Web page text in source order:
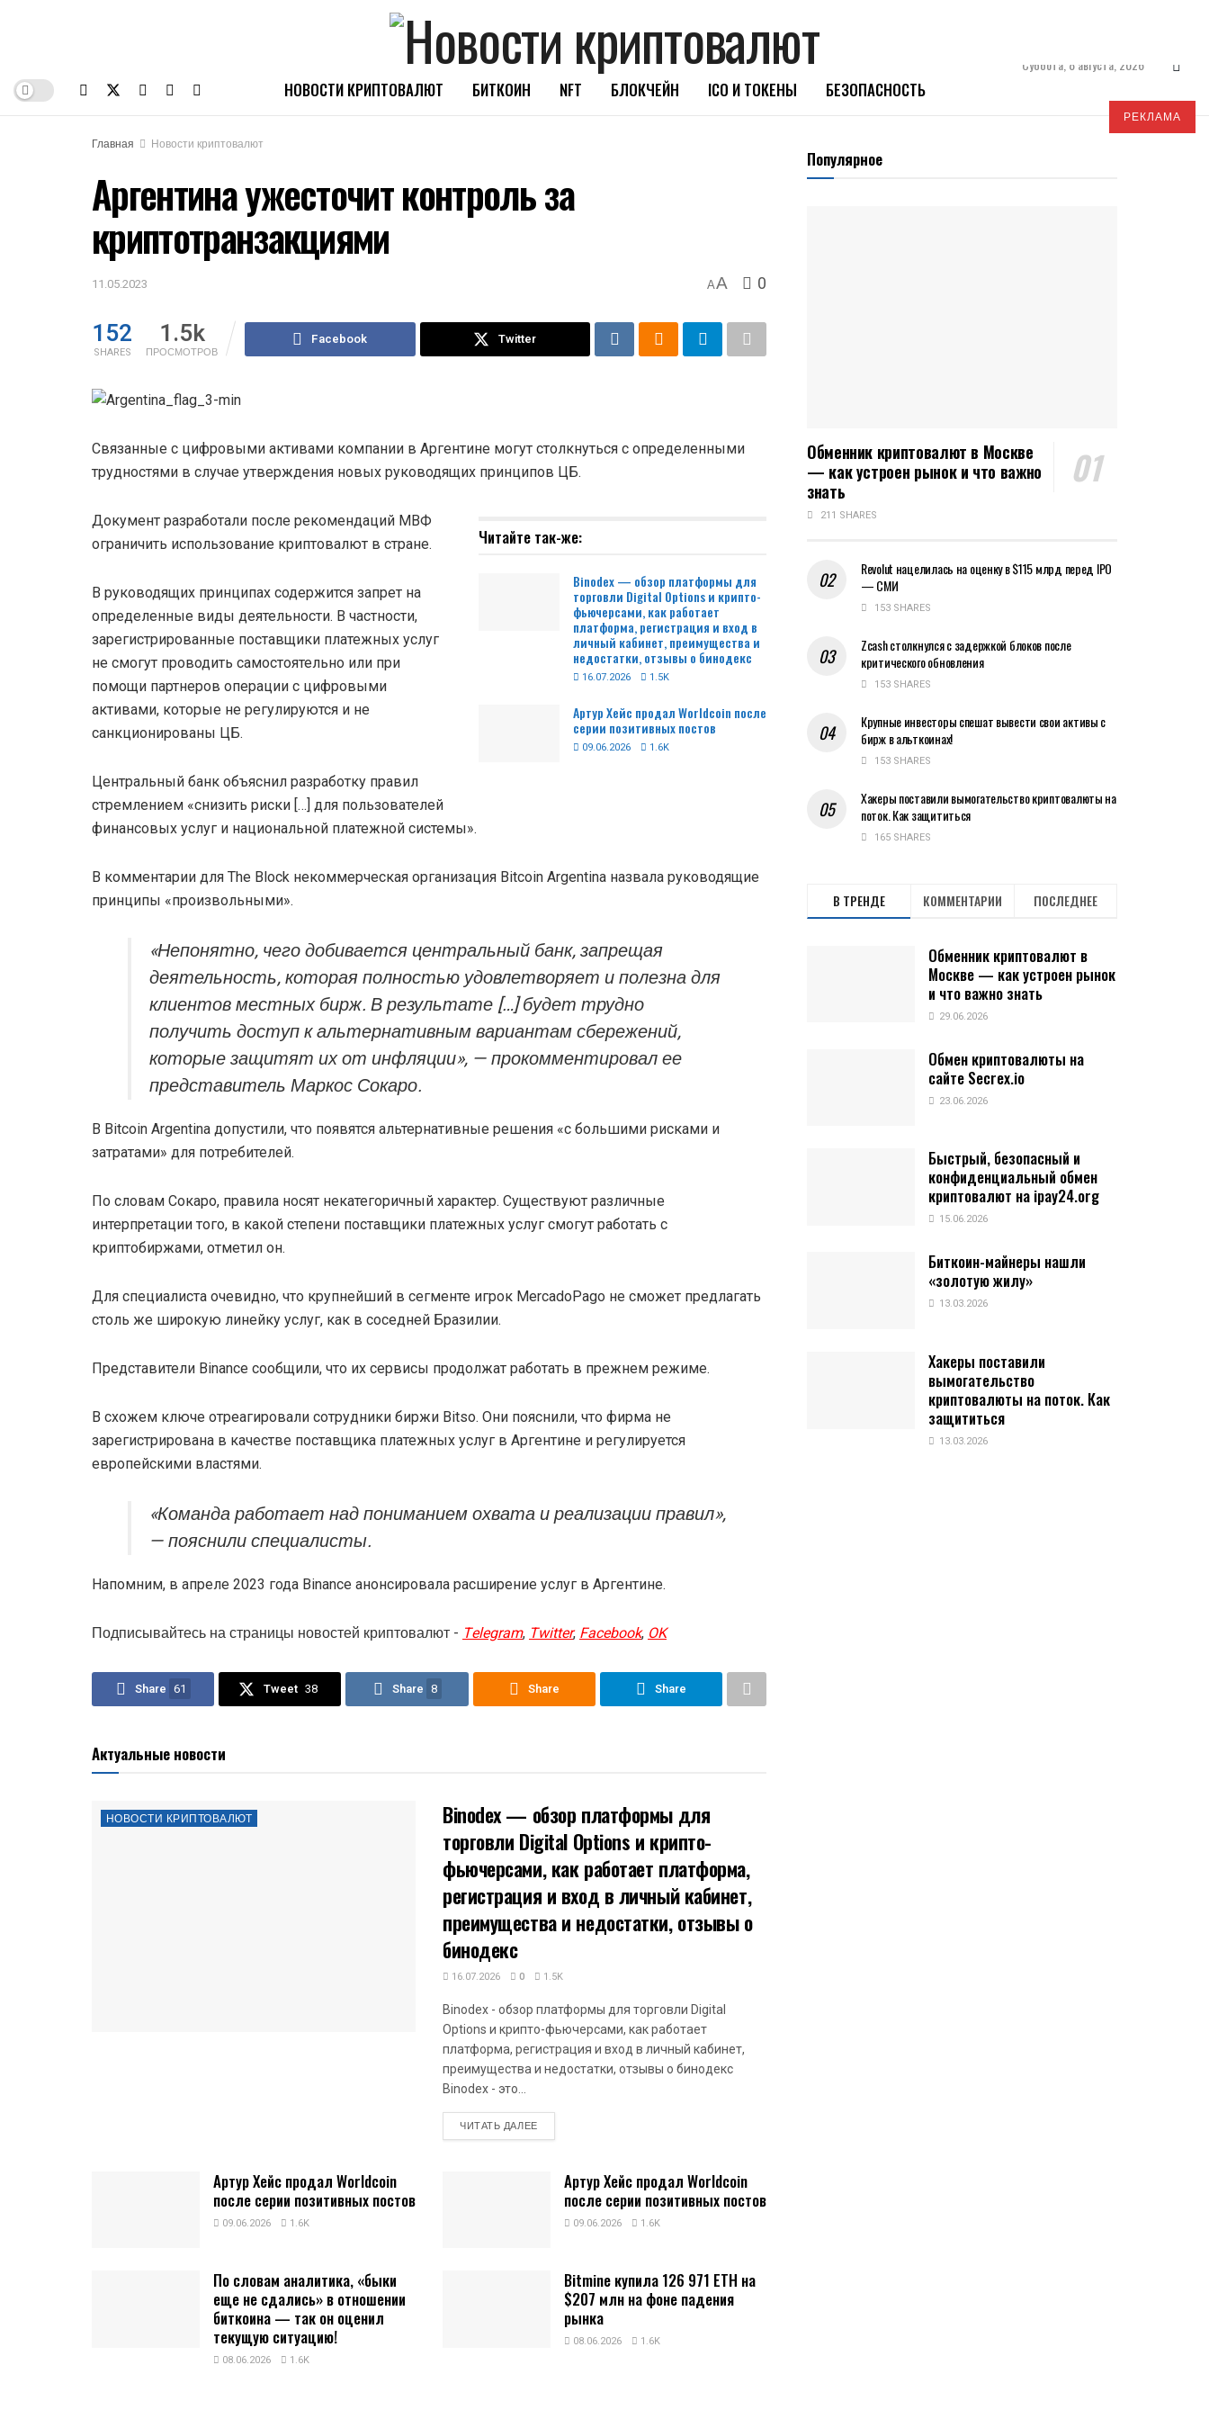
НОВОСТИ КРИПТОВАЛЮТ БИТКОИН NFT БЛОКЧЕЙН ICO И ТОКЕНЫ БЕЗОПАСНОСТЬ
Суббота, 8 августа, 2026
РЕКЛАМА
Главная
Новости криптовалют
Аргентина ужесточит контроль за
криптотранзакциями
11.05.2023 AA 0
152
SHARES
1.5k
ПРОСМОТРОВ
Facebook Twitter
Связанные с цифровыми активами компании в Аргентине могут столкнуться с определенными
трудностями в случае утверждения новых руководящих принципов ЦБ.
Читайте так-же:
Binodex — обзор платформы для
торговли Digital Options и крипто-
фьючерсами, как работает
платформа, регистрация и вход в
личный кабинет, преимущества и
недостатки, отзывы о бинодекс
16.07.2026 1.5K
Артур Хейс продал Worldcoin после
серии позитивных постов
09.06.2026 1.6K
Документ разработали после рекомендаций МВФ
ограничить использование криптовалют в стране.
В руководящих принципах содержится запрет на
определенные виды деятельности. В частности,
зарегистрированные поставщики платежных услуг
не смогут проводить самостоятельно или при
помощи партнеров операции с цифровыми
активами, которые не регулируются и не
санкционированы ЦБ.
Центральный банк объяснил разработку правил
стремлением «снизить риски […] для пользователей
финансовых услуг и национальной платежной системы».
В комментарии для The Block некоммерческая организация Bitcoin Argentina назвала руководящие
принципы «произвольными».
«Непонятно, чего добивается центральный банк, запрещая
деятельность, которая полностью удовлетворяет и полезна для
клиентов местных бирж. В результате […] будет трудно
получить доступ к альтернативным вариантам сбережений,
которые защитят их от инфляции», — прокомментировал ее
представитель Маркос Сокаро.
В Bitcoin Argentina допустили, что появятся альтернативные решения «с большими рисками и
затратами» для потребителей.
По словам Сокаро, правила носят некатегоричный характер. Существуют различные
интерпретации того, в какой степени поставщики платежных услуг смогут работать с
криптобиржами, отметил он.
Для специалиста очевидно, что крупнейший в сегменте игрок MercadoPago не сможет предлагать
столь же широкую линейку услуг, как в соседней Бразилии.
Представители Binance сообщили, что их сервисы продолжат работать в прежнем режиме.
В схожем ключе отреагировали сотрудники биржи Bitso. Они пояснили, что фирма не
зарегистрирована в качестве поставщика платежных услуг в Аргентине и регулируется
европейскими властями.
«Команда работает над пониманием охвата и реализации правил»,
— пояснили специалисты.
Напомним, в апреле 2023 года Binance анонсировала расширение услуг в Аргентине.
Подписывайтесь на страницы новостей криптовалют - Telegram, Twitter, Facebook, OK
Share 61 Tweet 38 Share 8 Share Share
Актуальные новости
НОВОСТИ КРИПТОВАЛЮТ
Binodex — обзор платформы для
торговли Digital Options и крипто-
фьючерсами, как работает платформа,
регистрация и вход в личный кабинет,
преимущества и недостатки, отзывы о
бинодекс
16.07.2026 0 1.5K
Binodex - обзор платформы для торговли Digital
Options и крипто-фьючерсами, как работает
платформа, регистрация и вход в личный кабинет,
преимущества и недостатки, отзывы о бинодекс
Binodex - это...
ЧИТАТЬ ДАЛЕЕDETAILS
Артур Хейс продал Worldcoin
после серии позитивных постов
09.06.2026 1.6K
Артур Хейс продал Worldcoin
после серии позитивных постов
09.06.2026 1.6K
По словам аналитика, «быки
еще не сдались» в отношении
биткоина — так он оценил
текущую ситуацию!
08.06.2026 1.6K
Bitmine купила 126 971 ETH на
$207 млн на фоне падения
рынка
08.06.2026 1.6K
Популярное
Обменник криптовалют в Москве
— как устроен рынок и что важно
знать
211 SHARES
Revolut нацелилась на оценку в $115 млрд перед IPO
— СМИ
153 SHARES
Zcash столкнулся с задержкой блоков после
критического обновления
153 SHARES
Крупные инвесторы спешат вывести свои активы с
бирж в альткоинах!
153 SHARES
Хакеры поставили вымогательство криптовалюты на
поток. Как защититься
165 SHARES
В ТРЕНДЕ КОММЕНТАРИИ ПОСЛЕДНЕЕ
Обменник криптовалют в
Москве — как устроен рынок
и что важно знать
29.06.2026
Обмен криптовалюты на
сайте Secrex.io
23.06.2026
Быстрый, безопасный и
конфиденциальный обмен
криптовалют на ipay24.org
15.06.2026
Биткоин-майнеры нашли
«золотую жилу»
13.03.2026
Хакеры поставили
вымогательство
криптовалюты на поток. Как
защититься
13.03.2026